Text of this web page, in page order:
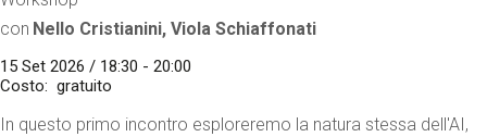
con Nello Cristianini, Viola Schiaffonati
15 Set 2026 / 18:30 - 20:00
Costo
gratuito
In questo primo incontro esploreremo la natura stessa dell'AI,